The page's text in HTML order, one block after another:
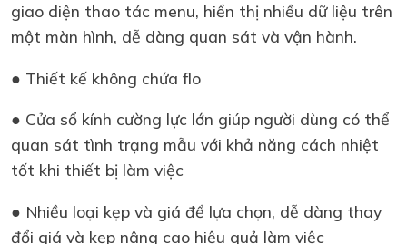
giao diện thao tác menu, hiển thị nhiều dữ liệu trên
một màn hình, dễ dàng quan sát và vận hành.
● Thiết kế không chứa flo
● Cửa sổ kính cường lực lớn giúp người dùng có thể
quan sát tình trạng mẫu với khả năng cách nhiệt
tốt khi thiết bị làm việc
● Nhiều loại kẹp và giá để lựa chọn, dễ dàng thay
đổi giá và kẹp nâng cao hiệu quả làm việc